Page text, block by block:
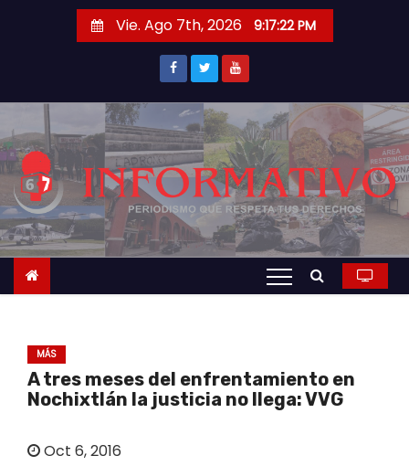
r
a
c
o
t
Vie. Ago 7th, 2026 9:17:22 PM
MÁS
A tres meses del enfrentamiento en
Nochixtlán la justicia no llega: VVG
Oct 6, 2016